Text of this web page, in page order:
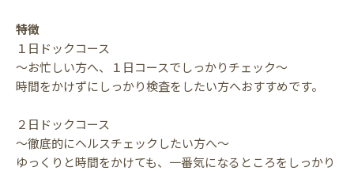
特徴
１日ドックコース
～お忙しい方へ、１日コースでしっかりチェック～
時間をかけずにしっかり検査をしたい方へおすすめです。
２日ドックコース
～徹底的にヘルスチェックしたい方へ～
ゆっくりと時間をかけても、一番気になるところをしっかり